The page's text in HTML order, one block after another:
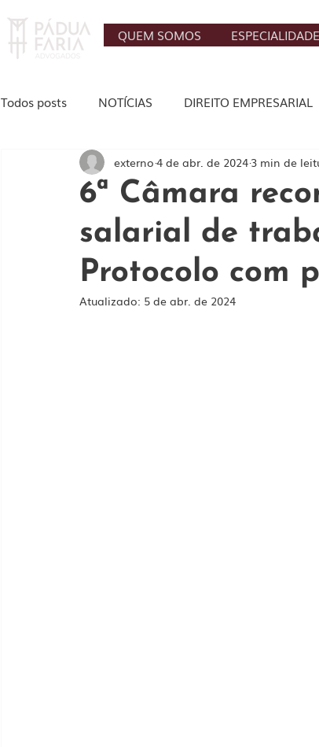
QUEM SOMOS
Todos posts NOTÍCIAS DIREITO EMPRESARIAL
AGRONEGÓCIO TRABALHISTA CÍVEL
IMOBILIÁRIO
6ª Câmara
salarial de
Protocolo com
externo 4 de abr. de 20243 min de
Atualizado: 5 de abr. de 2024